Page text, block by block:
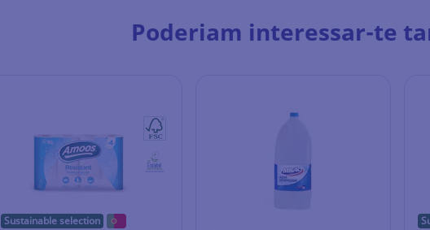
Poderiam interessar-te
Sustainable selection